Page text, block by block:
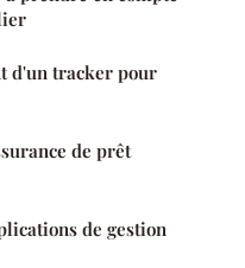
d'un tracker pour
de prêt
de gestion